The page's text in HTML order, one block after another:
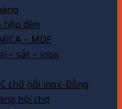
hộp đèn
– MDF
– sắt – inox
chữ nổi inox-Đồng
hội chợ